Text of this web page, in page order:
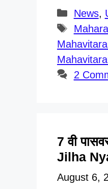
News,
Tags
2
7 वी
Jilha
August 6,